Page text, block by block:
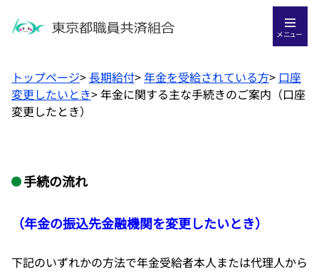
メニュー
トップページ>長期給付>年金を受給されている方> 口座
変更したいとき>年金に関する主な手続きのご案内（口座
変更したとき）
手続の流れ
（年金の振込先金融機関を変更したいとき）
下記のいずれかの方法で年金受給者本人または代理人から